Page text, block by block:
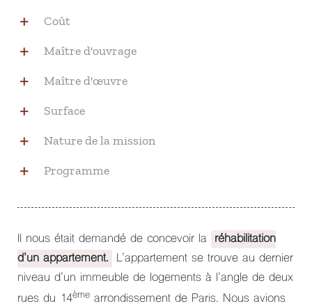
Coût
Maître d'ouvrage
Maître d'œuvre
Surface
Nature de la mission
Programme
Il nous était demandé de concevoir la réhabilitation
d’un appartement. L’appartement se trouve au dernier
niveau d’un immeuble de logements à l’angle de deux
rues du 14ème arrondissement de Paris. Nous avions